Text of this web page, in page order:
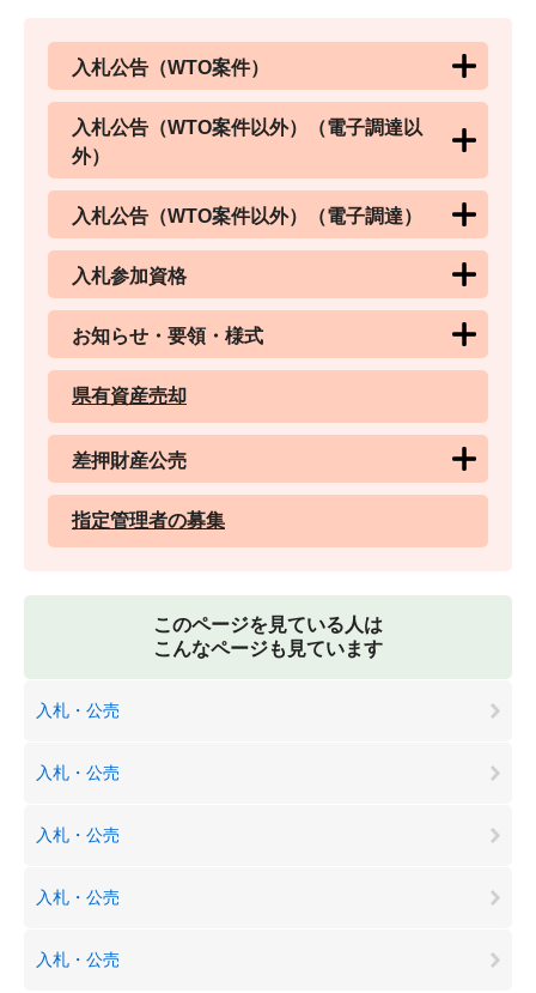
入札公告（WTO案件）
入札公告（WTO案件以外）（電子調達以
外）
入札公告（WTO案件以外）（電子調達）
入札参加資格
お知らせ・要領・様式
県有資産売却
差押財産公売
指定管理者の募集
このページを見ている人は
こんなページも見ています
入札・公売
入札・公売
入札・公売
入札・公売
入札・公売